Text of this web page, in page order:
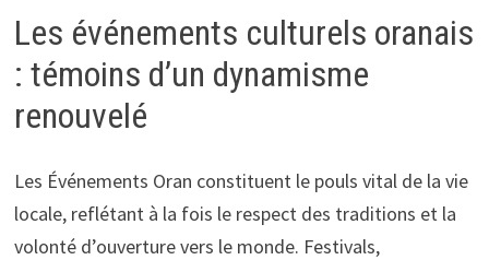
Les événements culturels oranais
: témoins d’un dynamisme
renouvelé
Les Événements Oran constituent le pouls vital de la vie
locale, reflétant à la fois le respect des traditions et la
volonté d’ouverture vers le monde. Festivals,